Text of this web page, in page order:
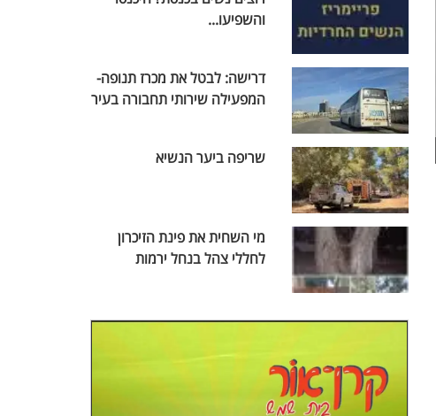
והשפיעו...
דרישה: לבטל את מכרז תנופה-
המפעילה שירותי תחבורה בעיר
שריפה ביער הנשיא
מי השחית את פינת הזיכרון
לחללי צהל בנחל ירמות